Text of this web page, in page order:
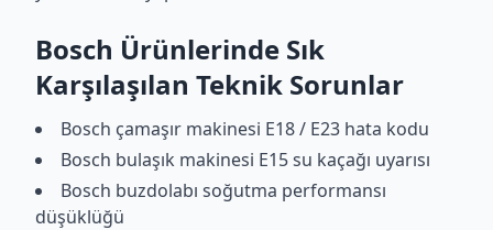
Bosch Ürünlerinde Sık
Karşılaşılan Teknik Sorunlar
Bosch çamaşır makinesi E18 / E23 hata kodu
Bosch bulaşık makinesi E15 su kaçağı uyarısı
Bosch buzdolabı soğutma performansı
düşüklüğü